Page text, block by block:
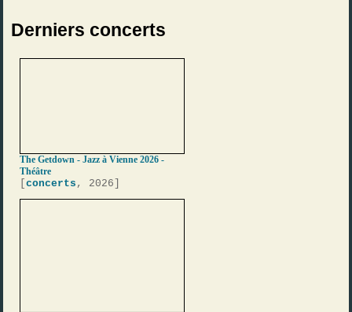
Derniers concerts
The Getdown - Jazz à Vienne 2026 -
Théâtre
[concerts , 2026]